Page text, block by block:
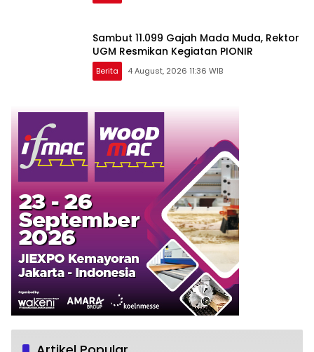
Sambut 11.099 Gajah Mada Muda, Rektor
UGM Resmikan Kegiatan PIONIR
Berita 4 August, 2026 11:36 WIB